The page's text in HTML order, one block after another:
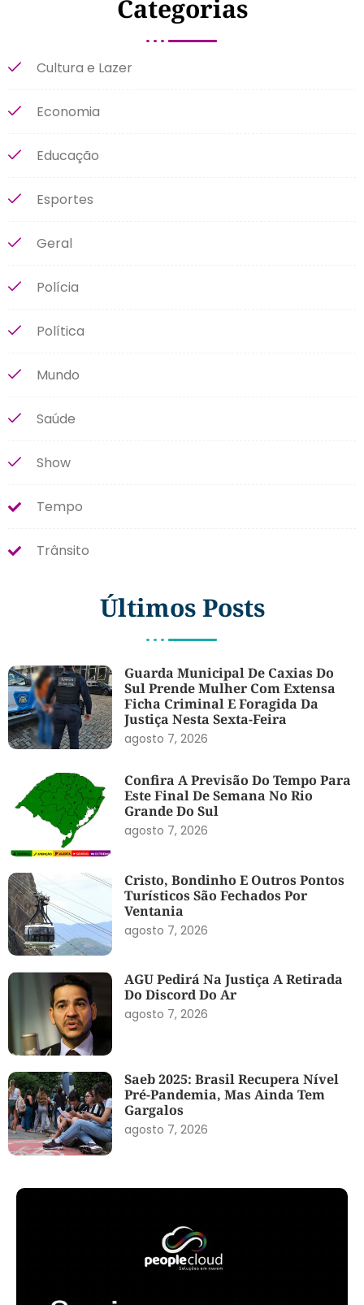
Categorias
Cultura e Lazer
Economia
Educação
Esportes
Geral
Polícia
Política
Mundo
Saúde
Show
Tempo
Trânsito
Últimos Posts
Guarda Municipal De Caxias Do
Sul Prende Mulher Com Extensa
Ficha Criminal E Foragida Da
Justiça Nesta Sexta-Feira
agosto 7, 2026
Confira A Previsão Do Tempo Para
Este Final De Semana No Rio
Grande Do Sul
agosto 7, 2026
Cristo, Bondinho E Outros Pontos
Turísticos São Fechados Por
Ventania
agosto 7, 2026
AGU Pedirá Na Justiça A Retirada
Do Discord Do Ar
agosto 7, 2026
Saeb 2025: Brasil Recupera Nível
Pré-Pandemia, Mas Ainda Tem
Gargalos
agosto 7, 2026